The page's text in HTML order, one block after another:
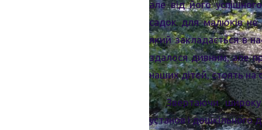
але від його
садок для малюків
який закладається в
здалося дивним, але
наших дітей, стоять на
Звертаючи широку
установ і дошкільного